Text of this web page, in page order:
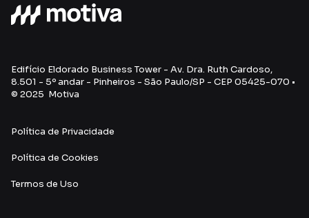
Edifício Eldorado Business Tower - Av. Dra. Ruth Cardoso,
8.501 - 5º andar - Pinheiros - São Paulo/SP - CEP 05425-070 •
© 2025 Motiva
Política de Privacidade
Política de Cookies
Termos de Uso